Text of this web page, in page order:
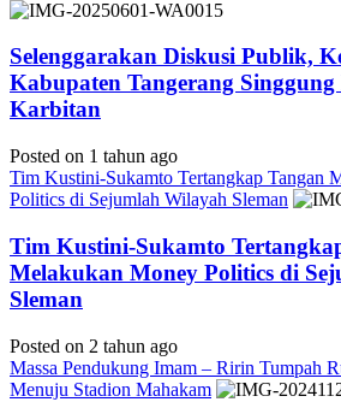
Selenggarakan Diskusi Publik,
Kabupaten Tangerang
Karbitan
Posted on 1 tahun ago
Tim Kustini-Sukamto Tertangkap Tangan
Politics di Sejumlah Wilayah Sleman
Tim Kustini-Sukamto
Melakukan Money Politics di
Sleman
Posted on 2 tahun ago
Massa Pendukung Imam – Ririn Tumpah
Menuju Stadion Mahakam